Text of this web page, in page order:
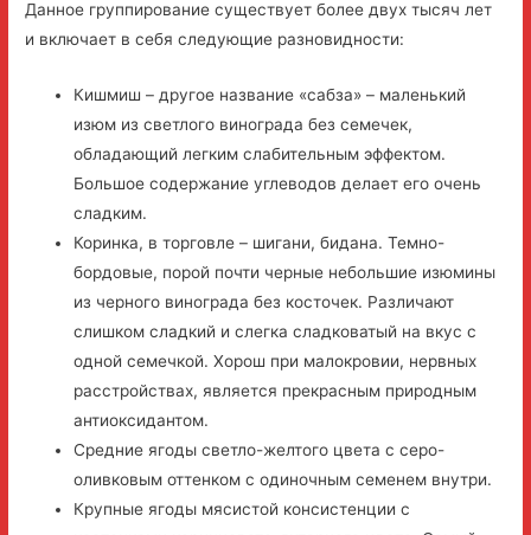
Данное группирование существует более двух тысяч лет
и включает в себя следующие разновидности:
Кишмиш – другое название «сабза» – маленький
изюм из светлого винограда без семечек,
обладающий легким слабительным эффектом.
Большое содержание углеводов делает его очень
сладким.
Коринка, в торговле – шигани, бидана. Темно-
бордовые, порой почти черные небольшие изюмины
из черного винограда без косточек. Различают
слишком сладкий и слегка сладковатый на вкус с
одной семечкой. Хорош при малокровии, нервных
расстройствах, является прекрасным природным
антиоксидантом.
Средние ягоды светло-желтого цвета с серо-
оливковым оттенком с одиночным семенем внутри.
Крупные ягоды мясистой консистенции с